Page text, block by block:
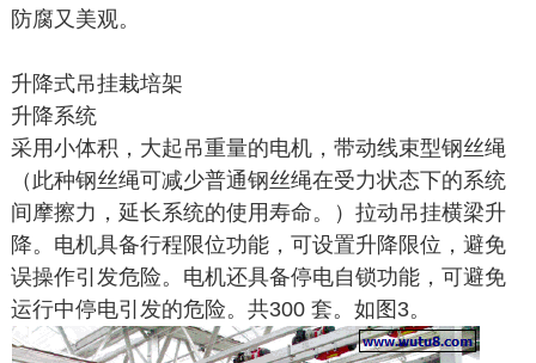
防腐又美观。
升降式吊挂栽培架
升降系统
采用小体积，大起吊重量的电机，带动线束型钢丝绳
（此种钢丝绳可减少普通钢丝绳在受力状态下的系统
间摩擦力，延长系统的使用寿命。）拉动吊挂横梁升
降。电机具备行程限位功能，可设置升降限位，避免
误操作引发危险。电机还具备停电自锁功能，可避免
运行中停电引发的危险。共300 套。如图3。